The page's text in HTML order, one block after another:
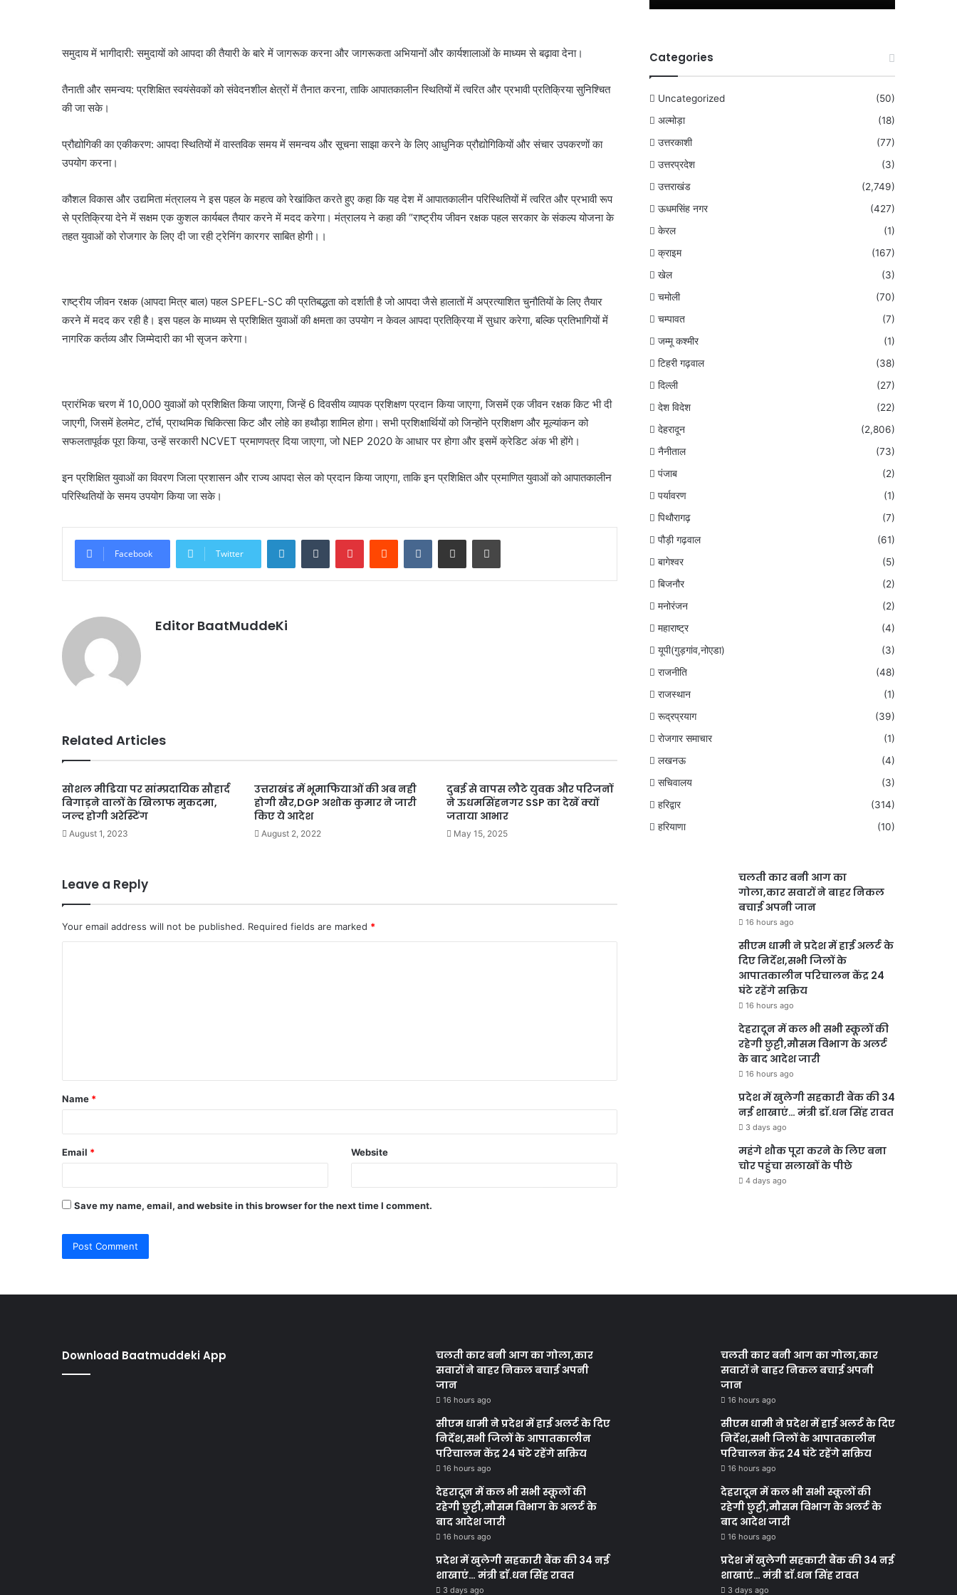
समुदाय में भागीदारी: समुदायों को आपदा की तैयारी के बारे में जागरूक करना और जागरूकता अभियानों और कार्यशालाओं के माध्यम से बढ़ावा देना।
तैनाती और समन्वय: प्रशिक्षित स्वयंसेवकों को संवेदनशील क्षेत्रों में तैनात करना, ताकि आपातकालीन स्थितियों में त्वरित और प्रभावी प्रतिक्रिया सुनिश्चित
की जा सके।
प्रौद्योगिकी का एकीकरण: आपदा स्थितियों में वास्तविक समय में समन्वय और सूचना साझा करने के लिए आधुनिक प्रौद्योगिकियों और संचार उपकरणों का
उपयोग करना।
कौशल विकास और उद्यमिता मंत्रालय ने इस पहल के महत्व को रेखांकित करते हुए कहा कि यह देश में आपातकालीन परिस्थितियों में त्वरित और प्रभावी रूप
से प्रतिक्रिया देने में सक्षम एक कुशल कार्यबल तैयार करने में मदद करेगा। मंत्रालय ने कहा की “राष्ट्रीय जीवन रक्षक पहल सरकार के संकल्प योजना के
तहत युवाओं को रोजगार के लिए दी जा रही ट्रेनिंग कारगर साबित होगी।।
राष्ट्रीय जीवन रक्षक (आपदा मित्र बाल) पहल SPEFL-SC की प्रतिबद्धता को दर्शाती है जो आपदा जैसे हालातों में अप्रत्याशित चुनौतियों के लिए तैयार
करने में मदद कर रही है। इस पहल के माध्यम से प्रशिक्षित युवाओं की क्षमता का उपयोग न केवल आपदा प्रतिक्रिया में सुधार करेगा, बल्कि प्रतिभागियों में
नागरिक कर्तव्य और जिम्मेदारी का भी सृजन करेगा।
प्रारंभिक चरण में 10,000 युवाओं को प्रशिक्षित किया जाएगा, जिन्हें 6 दिवसीय व्यापक प्रशिक्षण प्रदान किया जाएगा, जिसमें एक जीवन रक्षक किट भी दी
जाएगी, जिसमें हेलमेट, टॉर्च, प्राथमिक चिकित्सा किट और लोहे का हथौड़ा शामिल होगा। सभी प्रशिक्षार्थियों को जिन्होंने प्रशिक्षण और मूल्यांकन को
सफलतापूर्वक पूरा किया, उन्हें सरकारी NCVET प्रमाणपत्र दिया जाएगा, जो NEP 2020 के आधार पर होगा और इसमें क्रेडिट अंक भी होंगे।
इन प्रशिक्षित युवाओं का विवरण जिला प्रशासन और राज्य आपदा सेल को प्रदान किया जाएगा, ताकि इन प्रशिक्षित और प्रमाणित युवाओं को आपातकालीन
परिस्थितियों के समय उपयोग किया जा सके।
Facebook Twitter
LinkedInTumblr PinterestReddit VKontakteShare via Email Print
Editor BaatMuddeKi
Related Articles
सोशल मीडिया पर सांम्प्रदायिक सौहार्द
बिगाड़ने वालों के खिलाफ मुकदमा,
जल्द होगी अरेस्टिंग
August 1, 2023
उत्तराखंड में भूमाफियाओं की अब नही
होगी खैर,DGP अशोक कुमार ने जारी
किए ये आदेश
August 2, 2022
दुबई से वापस लौटे युवक और परिजनों
ने ऊधमसिंहनगर SSP का देखें क्यों
जताया आभार
May 15, 2025
Leave a Reply
Your email address will not be published. Required fields are marked *
t
*
Name *
Email * Website
Save my name, email, and website in this browser for the next time I comment.
Categories
Uncategorized
(50)
अल्मोड़ा
(18)
उत्तरकाशी
(77)
उत्तरप्रदेश
(3)
उत्तराखंड
(2,749)
ऊधमसिंह नगर
(427)
केरल
(1)
क्राइम
(167)
खेल
(3)
चमोली
(70)
चम्पावत
(7)
जम्मू कश्मीर
(1)
टिहरी गढ़वाल
(38)
दिल्ली
(27)
देश विदेश
(22)
देहरादून
(2,806)
नैनीताल
(73)
पंजाब
(2)
पर्यावरण
(1)
पिथौरागढ़
(7)
पौड़ी गढ़वाल
(61)
बागेश्वर
(5)
बिजनौर
(2)
मनोरंजन
(2)
महाराष्ट्र
(4)
यूपी(गुड़गांव,नोएडा)
(3)
राजनीति
(48)
राजस्थान
(1)
रूद्रप्रयाग
(39)
रोजगार समाचार
(1)
लखनऊ
(4)
सचिवालय
(3)
हरिद्वार
(314)
हरियाणा
(10)
चलती कार बनी आग का
गोला,कार सवारों ने बाहर निकल
बचाई अपनी जान
16 hours ago
सीएम धामी ने प्रदेश में हाई अलर्ट के
दिए निर्देश,सभी जिलों के
आपातकालीन परिचालन केंद्र 24
घंटे रहेंगे सक्रिय
16 hours ago
देहरादून में कल भी सभी स्कूलों की
रहेगी छुट्टी,मौसम विभाग के अलर्ट
के बाद आदेश जारी
16 hours ago
प्रदेश में खुलेगी सहकारी बैंक की 34
नई शाखाएं… मंत्री डाॅ.धन सिंह रावत
3 days ago
महंगे शौक पूरा करने के लिए बना
चोर पहुंचा सलाखों के पीछे
4 days ago
Download Baatmuddeki App
चलती कार बनी आग का गोला,कार
सवारों ने बाहर निकल बचाई अपनी
जान
16 hours ago
सीएम धामी ने प्रदेश में हाई अलर्ट के दिए
निर्देश,सभी जिलों के आपातकालीन
परिचालन केंद्र 24 घंटे रहेंगे सक्रिय
16 hours ago
देहरादून में कल भी सभी स्कूलों की
रहेगी छुट्टी,मौसम विभाग के अलर्ट के
बाद आदेश जारी
16 hours ago
प्रदेश में खुलेगी सहकारी बैंक की 34 नई
शाखाएं… मंत्री डाॅ.धन सिंह रावत
3 days ago
चलती कार बनी आग का गोला,कार
सवारों ने बाहर निकल बचाई अपनी
जान
16 hours ago
सीएम धामी ने प्रदेश में हाई अलर्ट के दिए
निर्देश,सभी जिलों के आपातकालीन
परिचालन केंद्र 24 घंटे रहेंगे सक्रिय
16 hours ago
देहरादून में कल भी सभी स्कूलों की
रहेगी छुट्टी,मौसम विभाग के अलर्ट के
बाद आदेश जारी
16 hours ago
प्रदेश में खुलेगी सहकारी बैंक की 34 नई
शाखाएं… मंत्री डाॅ.धन सिंह रावत
3 days ago